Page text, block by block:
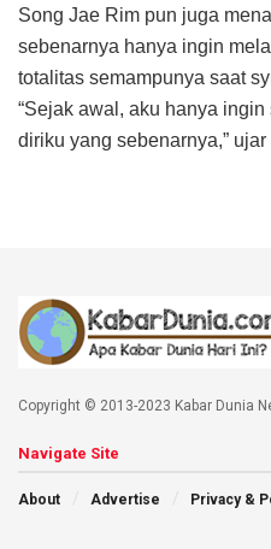
Song Jae Rim pun juga
sebenarnya hanya ingin
totalitas semampunya saat
“Sejak awal, aku hanya
diriku yang sebenarnya,”
Copyright © 2013-2023 Kabar Dunia
Navigate Site
About Advertise Privacy &